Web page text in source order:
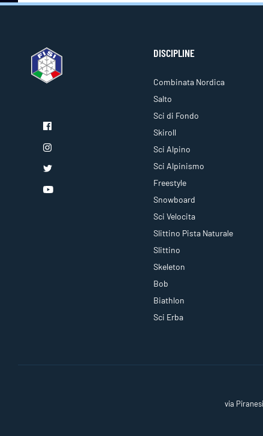
DISCIPLINE
Combinata Nordica
Salto
Sci di Fondo
Skiroll
Sci Alpino
Sci Alpinismo
Freestyle
Snowboard
Sci Velocita
Slittino Pista Naturale
Slittino
Skeleton
Bob
Biathlon
Sci Erba
via